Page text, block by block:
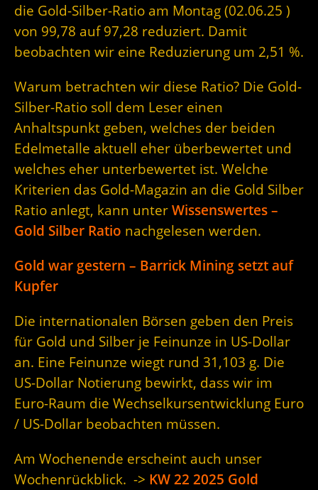
die Gold-Silber-Ratio am Montag (02.06.25 )
von 99,78 auf 97,28 reduziert. Damit
beobachten wir eine Reduzierung um 2,51 %.
Warum betrachten wir diese Ratio? Die Gold-
Silber-Ratio soll dem Leser einen
Anhaltspunkt geben, welches der beiden
Edelmetalle aktuell eher überbewertet und
welches eher unterbewertet ist. Welche
Kriterien das Gold-Magazin an die Gold Silber
Ratio anlegt, kann unter Wissenswertes –
Gold Silber Ratio nachgelesen werden.
Gold war gestern – Barrick Mining setzt auf
Kupfer
Die internationalen Börsen geben den Preis
für Gold und Silber je Feinunze in US-Dollar
an. Eine Feinunze wiegt rund 31,103 g. Die
US-Dollar Notierung bewirkt, dass wir im
Euro-Raum die Wechselkursentwicklung Euro
/ US-Dollar beobachten müssen.
Am Wochenende erscheint auch unser
Wochenrückblick. -> KW 22 2025 Gold